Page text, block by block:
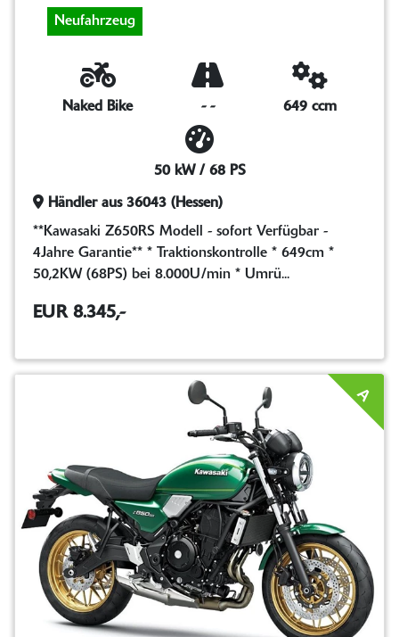
Neufahrzeug
Naked Bike - - 649 ccm
50 kW / 68 PS
Händler aus 36043 (Hessen)
**Kawasaki Z650RS Modell - sofort Verfügbar -
4Jahre Garantie** * Traktionskontrolle * 649cm *
50,2KW (68PS) bei 8.000U/min * Umrü...
EUR 8.345,-
A